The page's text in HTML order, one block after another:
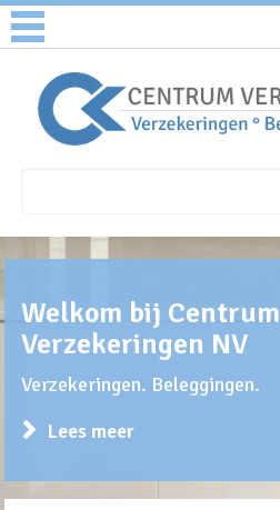
Welkom bij Centrum
Verzekeringen NV
Verzekeringen. Beleggingen.
Lees meer